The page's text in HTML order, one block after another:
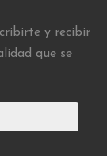
y recibir
que se